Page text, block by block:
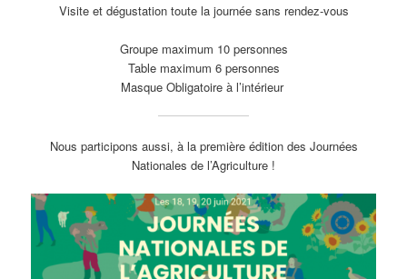
Visite et dégustation toute la journée sans rendez-vous
Groupe maximum 10 personnes
Table maximum 6 personnes
Masque Obligatoire à l’intérieur
Nous participons aussi, à la première édition des Journées
Nationales de l’Agriculture !